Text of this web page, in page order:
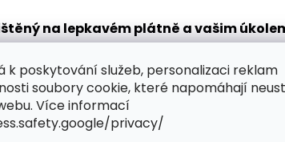
k poskytování služeb, personalizaci reklam
soubory cookie, které napomáhají
Více informací
privacy/
na lepkavém plátně a vašim
vám pomůže
obdržíte také mističku na nabírání
zábavy?